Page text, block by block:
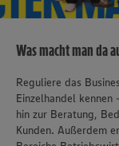
Was macht man da
Reguliere das
Einzelhandel
hin zur Beratung,
Kunden. Außerdem